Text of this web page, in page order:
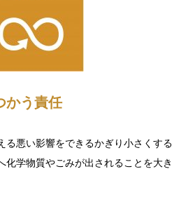
かう責任
る悪い影響をできるかぎり小さくする
化学物質やごみが出されることを大き